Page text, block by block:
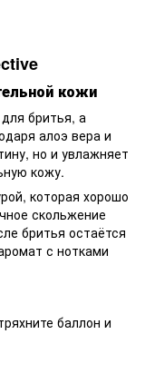
кожи
бритья, а
алоэ вера и
но и увлажняет
кожу.
которая хорошо
скольжение
бритья остаётся
с нотками
баллон и